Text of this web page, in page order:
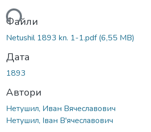
Файли
Netushil 1893 kn. 1-1.pdf(6,55 MB)
Дата
1893
Автори
Нетушил, Иван Вячеславович
Нетушил, Іван В'ячеславович